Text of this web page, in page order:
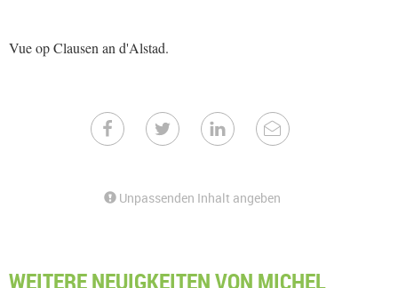
Vue op Clausen an d'Alstad.
Unpassenden Inhalt angeben
WEITERE NEUIGKEITEN VON MICHEL